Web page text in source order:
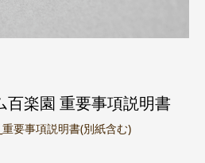
百楽園 重要事項説明書
要事項説明書(別紙含む)